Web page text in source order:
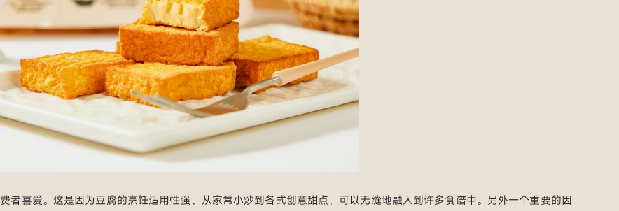
者喜爱。这是因为豆腐的烹饪适用性强，从家常小炒到各式创意甜点，可以无缝地融入到许多食谱中。另外一个重要的因